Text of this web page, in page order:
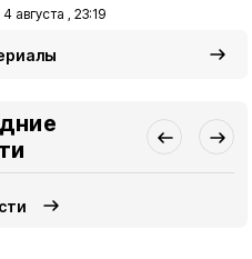
4 августа , 23:19